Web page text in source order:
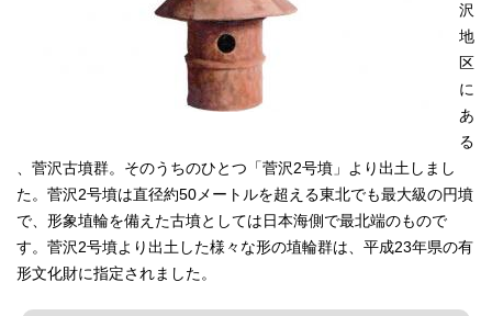
沢
地
区
に
あ
る
、菅沢古墳群。そのうちのひとつ「菅沢2号墳」より出土しまし
た。菅沢2号墳は直径約50メートルを超える東北でも最大級の円墳
で、形象埴輪を備えた古墳としては日本海側で最北端のもので
す。菅沢2号墳より出土した様々な形の埴輪群は、平成23年県の有
形文化財に指定されました。